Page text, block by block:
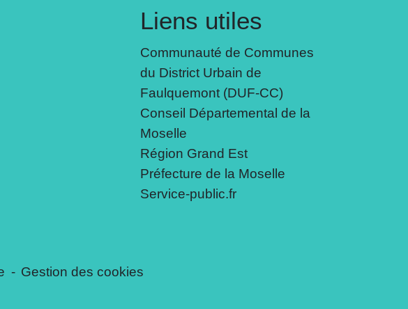
Liens utiles
Communauté de Communes
du District Urbain de
Faulquemont (DUF-CC)
Conseil Départemental de la
Moselle
Région Grand Est
Préfecture de la Moselle
Service-public.fr
- Gestion des cookies